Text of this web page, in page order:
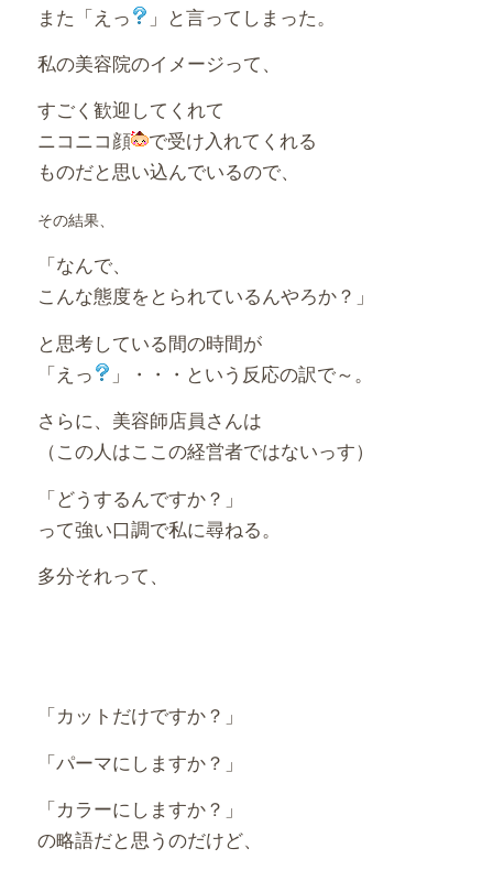
また「えっ
」と言ってしまった。
私の美容院のイメージって、
すごく歓迎してくれて
ニコニコ顔
で受け入れてくれる
ものだと思い込んでいるので、
その結果、
「なんで、
こんな態度をとられているんやろか？」
と思考している間の時間が
「えっ
」・・・という反応の訳で～。
さらに、美容師店員さんは
（この人はここの経営者ではないっす）
「どうするんですか？」
って強い口調で私に尋ねる。
多分それって、
「カットだけですか？」
「パーマにしますか？」
「カラーにしますか？」
の略語だと思うのだけど、